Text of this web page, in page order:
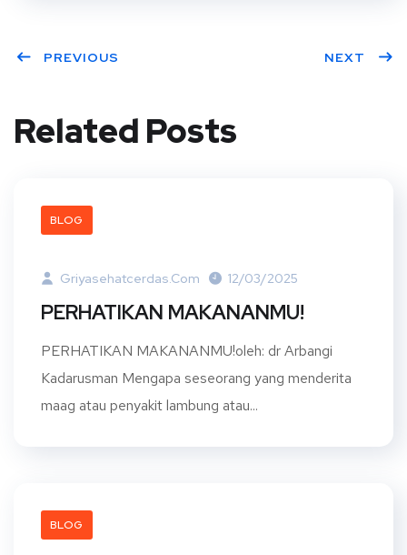
PREVIOUS NEXT
Related Posts
BLOG
Griyasehatcerdas.com 12/03/2025
PERHATIKAN MAKANANMU!
PERHATIKAN MAKANANMU!oleh: dr Arbangi
Kadarusman Mengapa seseorang yang menderita
maag atau penyakit lambung atau...
BLOG